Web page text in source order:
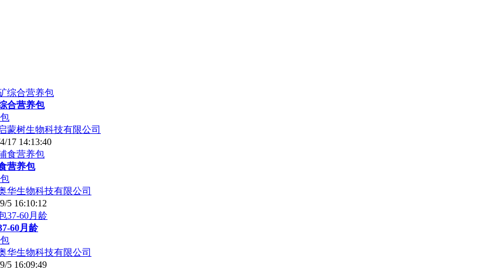
合营养包
蒙树生物科技有限公司
17 14:13:40
营养包
华生物科技有限公司
5 16:10:12
60月龄
华生物科技有限公司
5 16:09:49